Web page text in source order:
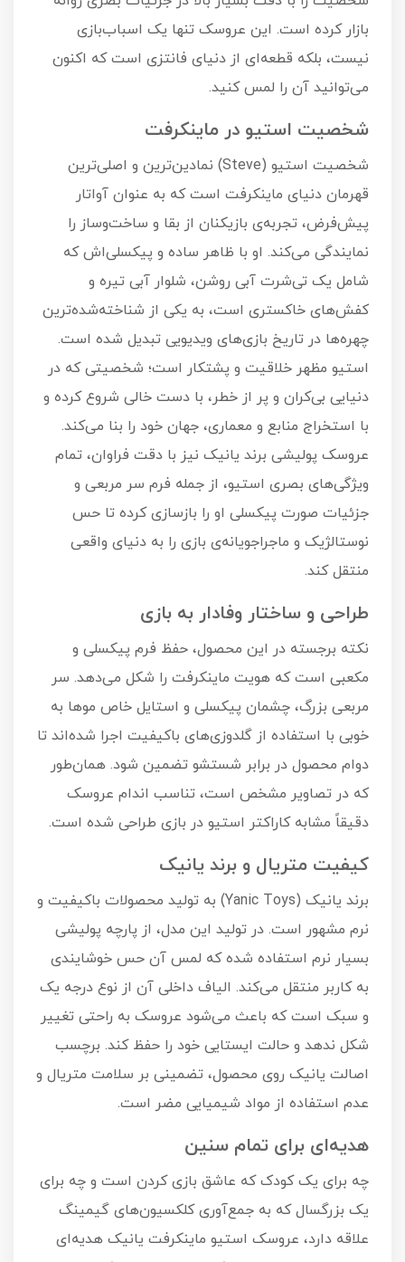
بازار کرده است. این عروسک تنها یک اسباب‌بازی
نیست، بلکه قطعه‌ای از دنیای فانتزی است که اکنون
می‌توانید آن را لمس کنید.
شخصیت استیو در ماینکرفت
شخصیت استیو (Steve) نمادین‌ترین و اصلی‌ترین
قهرمان دنیای ماینکرفت است که به عنوان آواتار
پیش‌فرض، تجربه‌ی بازیکنان از بقا و ساخت‌وساز را
نمایندگی می‌کند. او با ظاهر ساده و پیکسلی‌اش که
شامل یک تی‌شرت آبی روشن، شلوار آبی تیره و
کفش‌های خاکستری است، به یکی از شناخته‌شده‌ترین
چهره‌ها در تاریخ بازی‌های ویدیویی تبدیل شده است.
استیو مظهر خلاقیت و پشتکار است؛ شخصیتی که در
دنیایی بی‌کران و پر از خطر، با دست خالی شروع کرده و
با استخراج منابع و معماری، جهان خود را بنا می‌کند.
عروسک پولیشی برند یانیک نیز با دقت فراوان، تمام
ویژگی‌های بصری استیو، از جمله فرم سر مربعی و
جزئیات صورت پیکسلی او را بازسازی کرده تا حس
نوستالژیک و ماجراجویانه‌ی بازی را به دنیای واقعی
منتقل کند.
طراحی و ساختار وفادار به بازی
نکته برجسته در این محصول، حفظ فرم پیکسلی و
مکعبی است که هویت ماینکرفت را شکل می‌دهد. سر
مربعی بزرگ، چشمان پیکسلی و استایل خاص موها به
خوبی با استفاده از گلدوزی‌های باکیفیت اجرا شده‌اند تا
دوام محصول در برابر شستشو تضمین شود. همان‌طور
که در تصاویر مشخص است، تناسب اندام عروسک
دقیقاً مشابه کاراکتر استیو در بازی طراحی شده است.
کیفیت متریال و برند یانیک
برند یانیک (Yanic Toys) به تولید محصولات باکیفیت و
نرم مشهور است. در تولید این مدل، از پارچه پولیشی
بسیار نرم استفاده شده که لمس آن حس خوشایندی
به کاربر منتقل می‌کند. الیاف داخلی آن از نوع درجه یک
و سبک است که باعث می‌شود عروسک به راحتی تغییر
شکل ندهد و حالت ایستایی خود را حفظ کند. برچسب
اصالت یانیک روی محصول، تضمینی بر سلامت متریال و
عدم استفاده از مواد شیمیایی مضر است.
هدیه‌ای برای تمام سنین
چه برای یک کودک که عاشق بازی کردن است و چه برای
یک بزرگسال که به جمع‌آوری کلکسیون‌های گیمینگ
علاقه دارد، عروسک استیو ماینکرفت یانیک هدیه‌ای